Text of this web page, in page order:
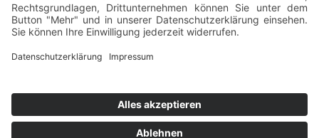
© G-Labo GmbH